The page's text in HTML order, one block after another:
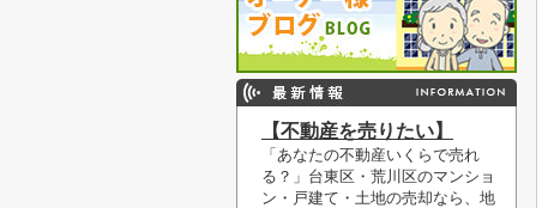
【不動産を売りたい】
「あなたの不動産いくらで売れ
る？」 台東区・荒川区のマンショ
ン・戸建て・土地の売却なら、地